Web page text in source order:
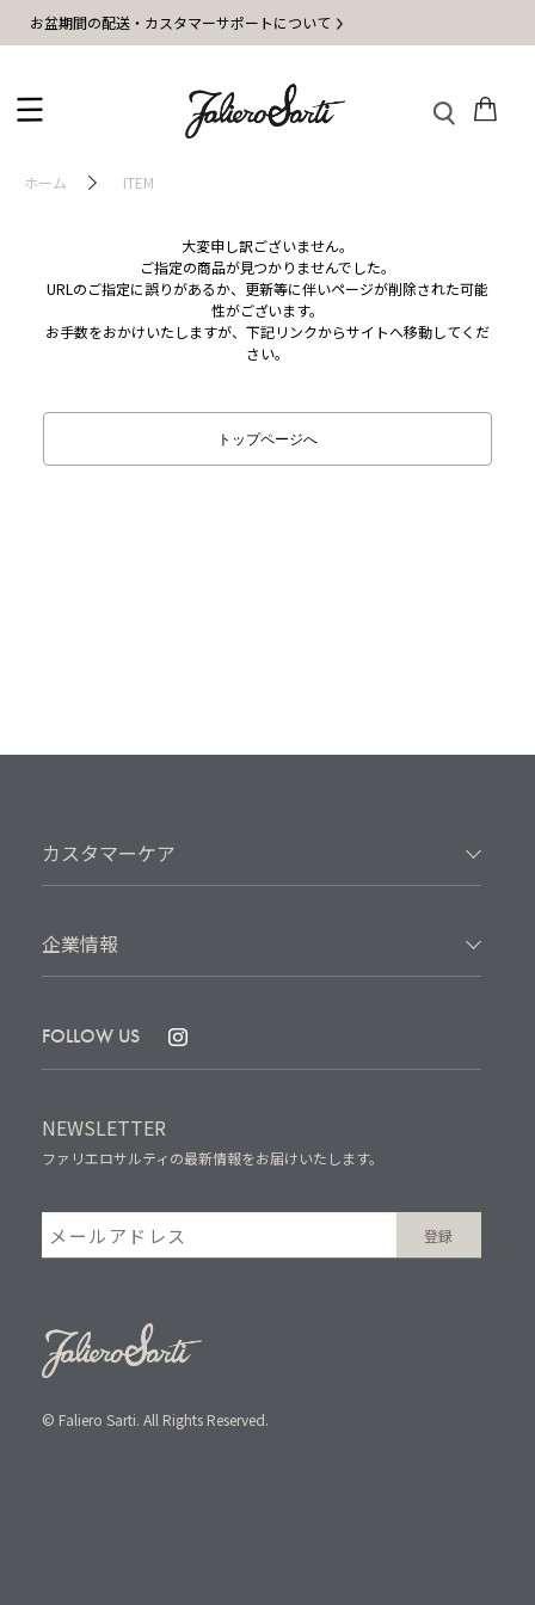
お盆期間の配送・カスタマーサポートについて
ホーム ITEM
大変申し訳ございません。
ご指定の商品が見つかりませんでした。
URLのご指定に誤りがあるか、更新等に伴いページが削除された可能
性がございます。
お手数をおかけいたしますが、下記リンクからサイトへ移動してくだ
さい。
トップページへ
カスタマーケア
企業情報
FOLLOW US
NEWSLETTER
ファリエロサルティの最新情報をお届けいたします。
© Faliero Sarti. All Rights Reserved.